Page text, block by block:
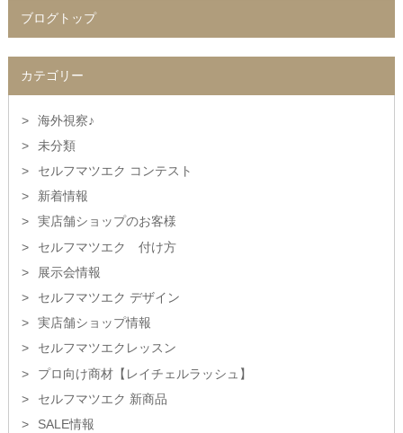
ブログトップ
カテゴリー
海外視察♪
未分類
セルフマツエク コンテスト
新着情報
実店舗ショップのお客様
セルフマツエク 付け方
展示会情報
セルフマツエク デザイン
実店舗ショップ情報
セルフマツエクレッスン
プロ向け商材【レイチェルラッシュ】
セルフマツエク 新商品
SALE情報